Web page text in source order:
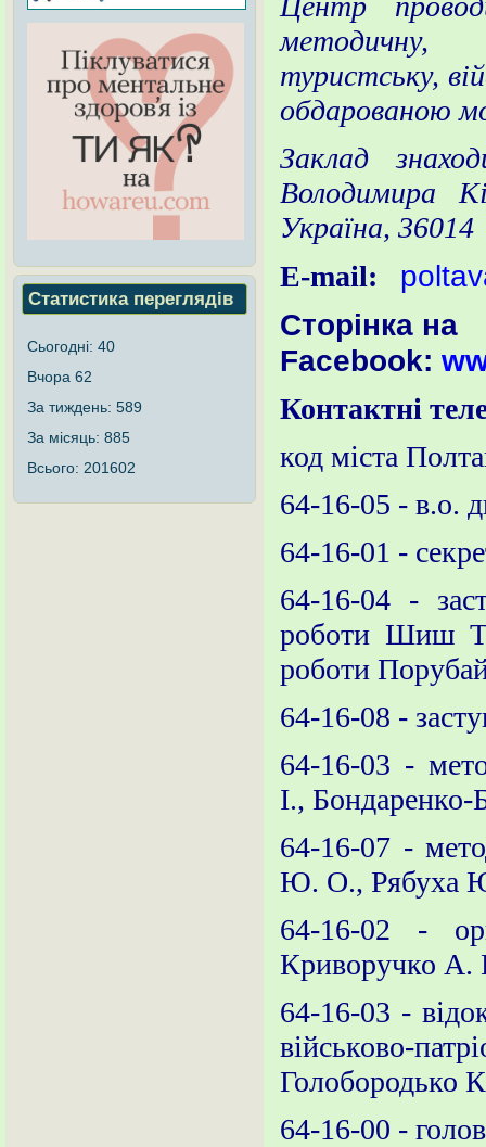
Статистика переглядів
Сьогодні: 40
Вчора 62
За тиждень: 589
За місяць: 885
Всього: 201602
методичну,
туристську,
обдарованою
Заклад
Володимира
Україна, 36014
E-mail:
Сторінка на
Facebook:
Контактні
код міста
64-16-05 - в.о.
64-16-01 -
64-16-04 -
роботи Шиш
роботи
64-16-08 -
64-16-03 -
І.,
64-16-07 -
Ю. О., Рябуха
64-16-02 -
Криворучко А.
64-16-03 -
військово-
Голобородько
64-16-00 -